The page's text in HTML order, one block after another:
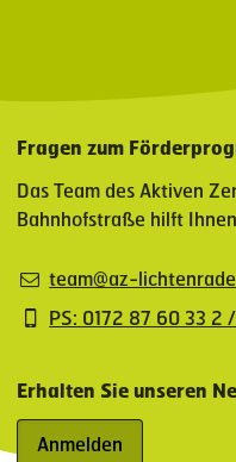
Fragen zum
Das Team des Aktiven
Bahnhofstraße hilft
team@az-
PS: 0172 87 60 33 2
Erhalten Sie unseren